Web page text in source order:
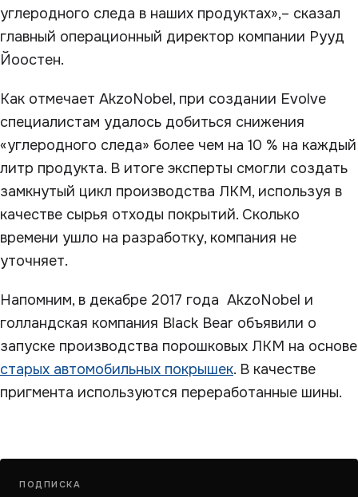
углеродного следа в наших продуктах»,– сказал
главный операционный директор компании Рууд
Йоостен.
Как отмечает AkzoNobel, при создании Evolve
специалистам удалось добиться снижения
«углеродного следа» более чем на 10 % на каждый
литр продукта. В итоге эксперты смогли создать
замкнутый цикл производства ЛКМ, используя в
качестве сырья отходы покрытий. Сколько
времени ушло на разработку, компания не
уточняет.
Напомним, в декабре 2017 года AkzoNobel и
голландская компания Black Bear объявили о
запуске производства порошковых ЛКМ на основе
старых автомобильных покрышек. В качестве
пригмента используются переработанные шины.
ПОДПИСКА